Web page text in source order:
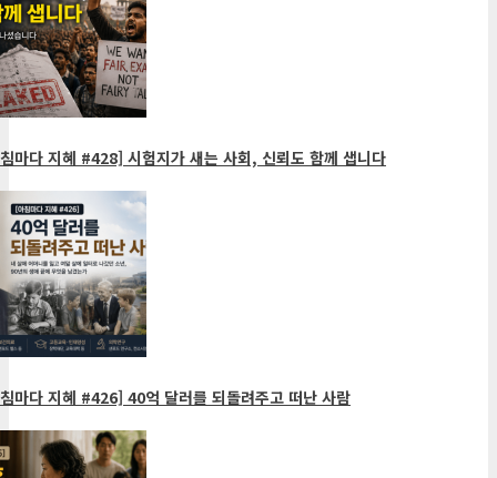
마다 지혜 #428] 시험지가 새는 사회, 신뢰도 함께 샙니다
마다 지혜 #426] 40억 달러를 되돌려주고 떠난 사람